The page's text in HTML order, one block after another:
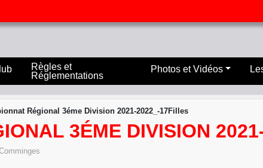
Règles et
Réglementations
Photos et Vidéos
Régional 3éme Division 2021-2022_-17Filles
3ÉME DIVISION